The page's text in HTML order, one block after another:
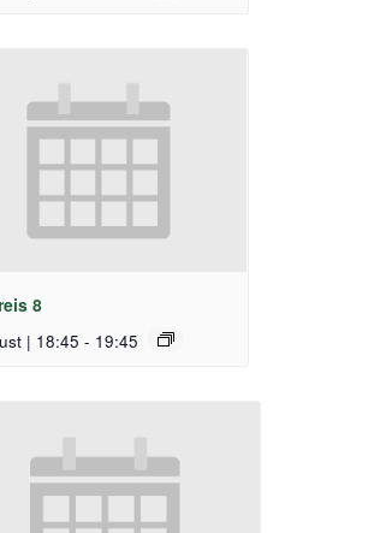
8
| 18:45 - 19:45